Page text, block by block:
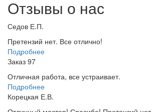
Отзывы о нас
Седов Е.П.
Претензий нет. Все отлично!
Подробнее
Заказ 97
Отличная работа, все устраивает.
Подробнее
Корецкая Е.В.